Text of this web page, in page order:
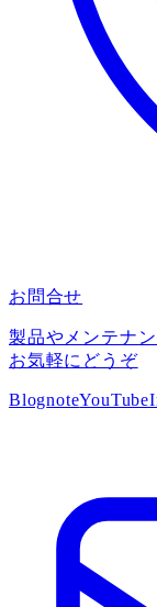
お問合せ
製品やメンテナ
お気軽にどうぞ
BlognoteYouTube